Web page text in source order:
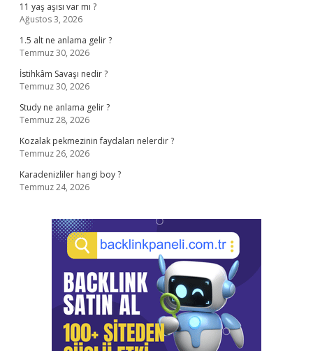
11 yaş aşısı var mı ?
Ağustos 3, 2026
1.5 alt ne anlama gelir ?
Temmuz 30, 2026
İstihkâm Savaşı nedir ?
Temmuz 30, 2026
Study ne anlama gelir ?
Temmuz 28, 2026
Kozalak pekmezinin faydaları nelerdir ?
Temmuz 26, 2026
Karadenizliler hangi boy ?
Temmuz 24, 2026